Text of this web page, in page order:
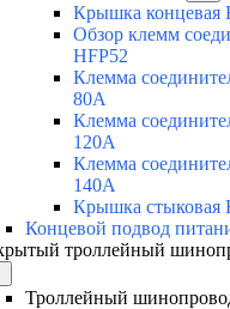
Крышка концевая
Обзор клемм
HFP52
Клемма
80A
Клемма
120A
Клемма
140A
Крышка стыковая
Концевой подвод
троллейный
Троллейный